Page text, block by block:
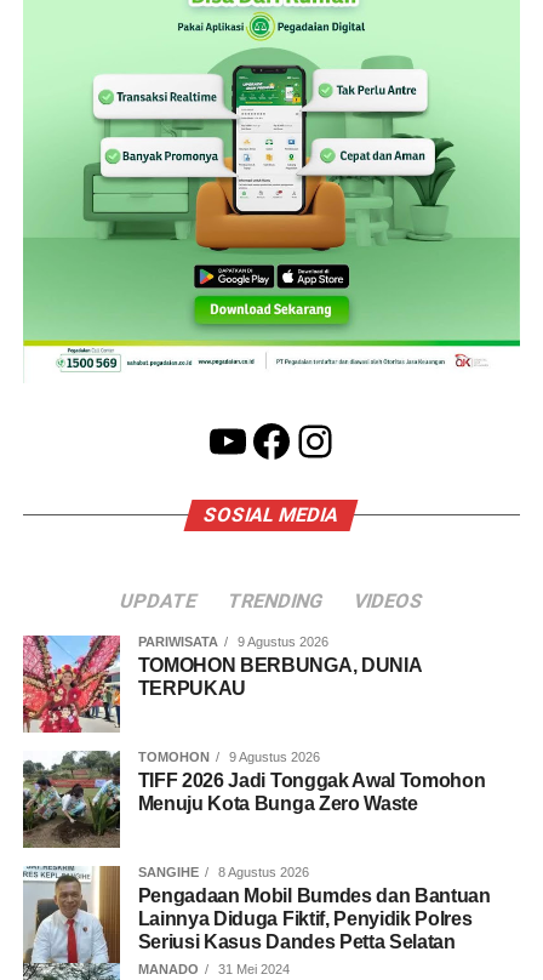
YouTube
Facebook
Instagram
SOSIAL MEDIA
UPDATE TRENDING VIDEOS
PARIWISATA 9 Agustus 2026
TOMOHON BERBUNGA, DUNIA
TERPUKAU
TOMOHON 9 Agustus 2026
TIFF 2026 Jadi Tonggak Awal Tomohon
Menuju Kota Bunga Zero Waste
SANGIHE 8 Agustus 2026
Pengadaan Mobil Bumdes dan Bantuan
Lainnya Diduga Fiktif, Penyidik Polres
Seriusi Kasus Dandes Petta Selatan
MANADO 31 Mei 2024